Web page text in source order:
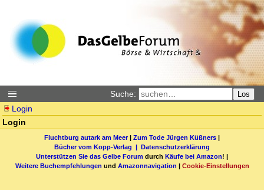
Suche: Los
Login
Login
Fluchtburg autark am Meer| Zum Tode Jürgen Küßners |
Bücher vom Kopp-Verlag | Datenschutzerklärung
Unterstützen Sie das Gelbe Forum durch Käufe bei Amazon! |
Weitere Buchempfehlungen und Amazonnavigation | Cookie-Einstellungen